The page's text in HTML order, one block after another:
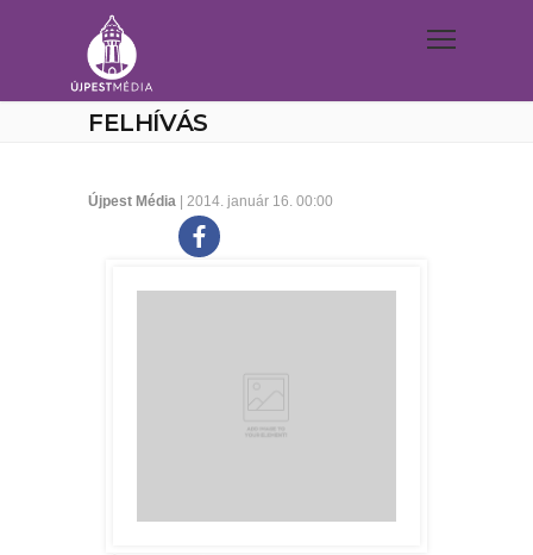
FELHÍVÁS
Újpest Média | 2014. január 16. 00:00